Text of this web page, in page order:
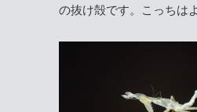
の抜け殻です。こっちは